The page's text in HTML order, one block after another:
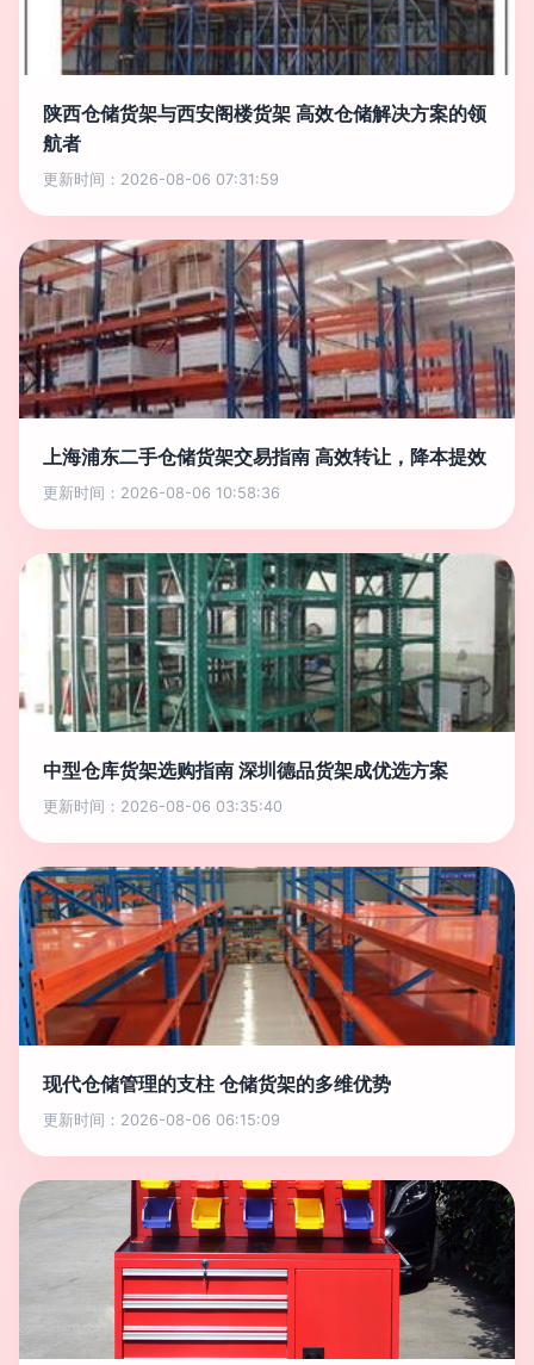
陕西仓储货架与西安阁楼货架 高效仓储解决方案的领
航者
更新时间：2026-08-06 07:31:59
上海浦东二手仓储货架交易指南 高效转让，降本提效
更新时间：2026-08-06 10:58:36
中型仓库货架选购指南 深圳德品货架成优选方案
更新时间：2026-08-06 03:35:40
现代仓储管理的支柱 仓储货架的多维优势
更新时间：2026-08-06 06:15:09